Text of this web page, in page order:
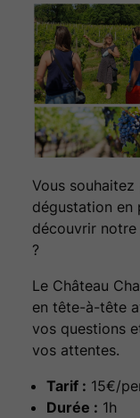
Vous
dégustation en
découvrir
?
Le Château
en tête-à-tête
vos questions
vos attentes.
Tarif : 15€/
Durée : 1h